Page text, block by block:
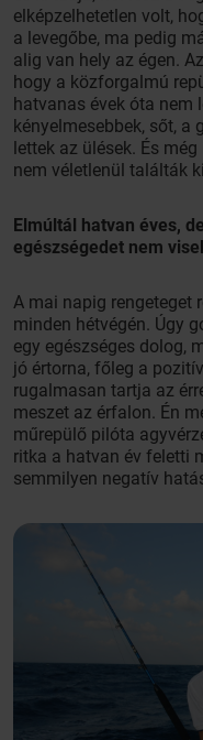
elképzelhetetlen volt,
a levegőbe, ma pedig
alig van hely az égen.
hogy a közforgalmú
hatvanas évek óta nem
kényelmesebbek, sőt,
lettek az ülések. És
nem véletlenül találták
Elmúltál hatvan éves,
egészségedet nem
A mai napig rengeteget
minden hétvégén. Úgy
egy egészséges dolog,
jó értorna, főleg a
rugalmasan tartja az
meszet az érfalon. Én
műrepülő pilóta
ritka a hatvan év feletti
semmilyen negatív